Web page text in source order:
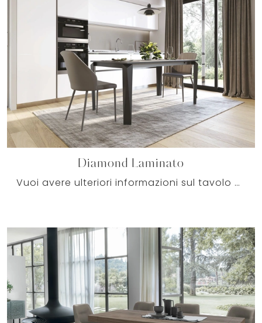
Diamond Laminato
Vuoi avere ulteriori informazioni sul tavolo da cucina Diamond Laminato di Zamagna? Clicca e scopri di più sui modelli allungabili dell'azienda.